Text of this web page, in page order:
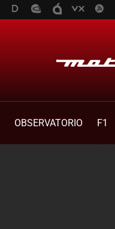
OBSERVATORIO F1